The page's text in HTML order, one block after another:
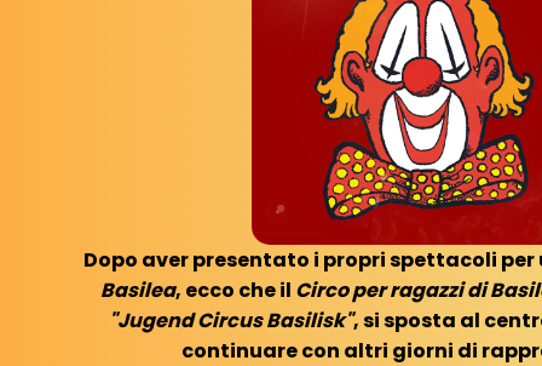
Dopo aver presentato i propri spettacoli
Basilea, ecco che il Circo per ragazzi di
"Jugend Circus Basilisk", si sposta al
continuare con altri giorni di